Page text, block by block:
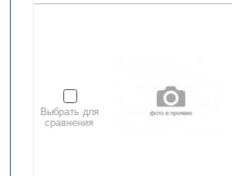
Выбрать для
сравнения